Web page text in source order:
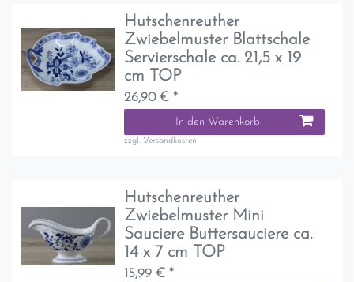
Hutschenreuther
Zwiebelmuster Blattschale
Servierschale ca. 21,5 x 19
cm TOP
26,90 € *
In den Warenkorb
zzgl. Versandkosten
Hutschenreuther
Zwiebelmuster Mini
Sauciere Buttersauciere ca.
14 x 7 cm TOP
15,99 € *